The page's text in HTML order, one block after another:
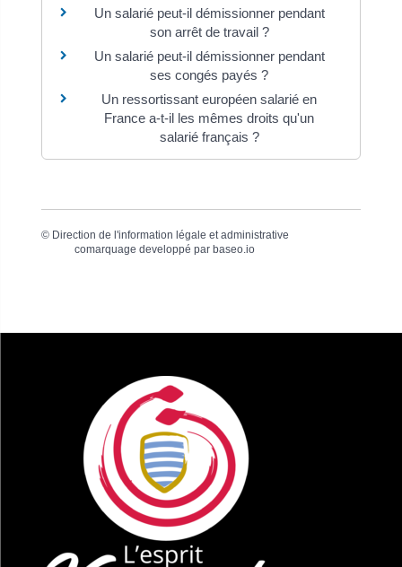
Un salarié peut-il démissionner pendant
son arrêt de travail ?
Un salarié peut-il démissionner pendant
ses congés payés ?
Un ressortissant européen salarié en
France a-t-il les mêmes droits qu'un
salarié français ?
© Direction de l'information légale et administrative
comarquage developpé parbaseo.io